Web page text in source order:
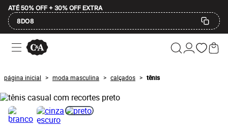
ATÉ 50% OFF + 30% OFF EXTRA
8DO8
Ofertas
Compre por Departamento
Masculino
Infantil
Calçados
Mindse7
Plus Size
Até 20% off
página inicial > moda masculina > calçados > tênis